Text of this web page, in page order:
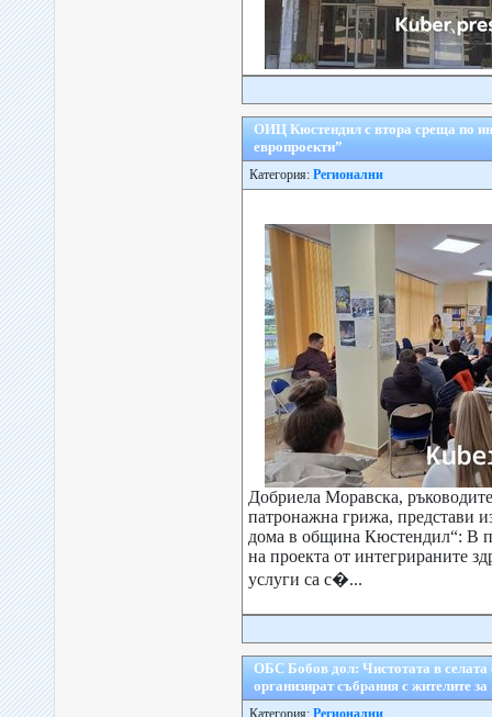
ОИЦ Кюстендил с втора среща по
европроекти”
Категория: Регионални
Добриела Моравска,
патронажна грижа, представи
дома в община Кюстендил“: В
на проекта от интегрираните
услуги са с�...
ОБС Бобов дол: Чистотата в селата
организират събрания с жителите
Категория: Регионални